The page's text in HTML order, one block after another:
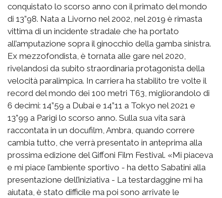
conquistato lo scorso anno con il primato del mondo
di 13”98. Nata a Livorno nel 2002, nel 2019 è rimasta
vittima di un incidente stradale che ha portato
all’amputazione sopra il ginocchio della gamba sinistra.
Ex mezzofondista, è tornata alle gare nel 2020,
rivelandosi da subito straordinaria protagonista della
velocità paralimpica. In carriera ha stabilito tre volte il
record del mondo dei 100 metri T63, migliorandolo di
6 decimi: 14”59 a Dubai e 14”11 a Tokyo nel 2021 e
13”99 a Parigi lo scorso anno. Sulla sua vita sarà
raccontata in un docufilm, Ambra, quando correre
cambia tutto, che verrà presentato in anteprima alla
prossima edizione del Giffoni Film Festival. «Mi piaceva
e mi piace l’ambiente sportivo - ha detto Sabatini alla
presentazione dell’iniziativa - La testardaggine mi ha
aiutata, è stato difficile ma poi sono arrivate le